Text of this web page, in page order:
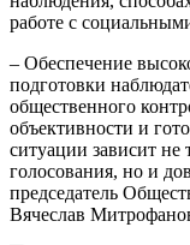
работе с
– Обеспечение
подготовки
общественного
объективности и
ситуации зависит не
голосования, но и
председатель
Вячеслав